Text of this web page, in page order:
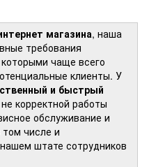
магазина, наша
требования
чаще всего
клиенты. У
и быстрый
корректной работы
обслуживание и
числе и
штате сотрудников